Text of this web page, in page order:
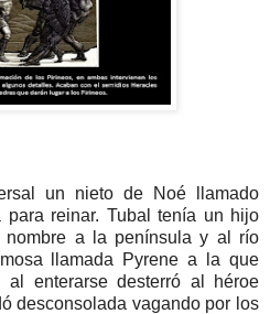
un nieto de Noé llamado
reinar. Tubal tenía un hijo
nombre a la península y al río
llamada Pyrene a la que
al enterarse desterró al héroe
desconsolada vagando por los